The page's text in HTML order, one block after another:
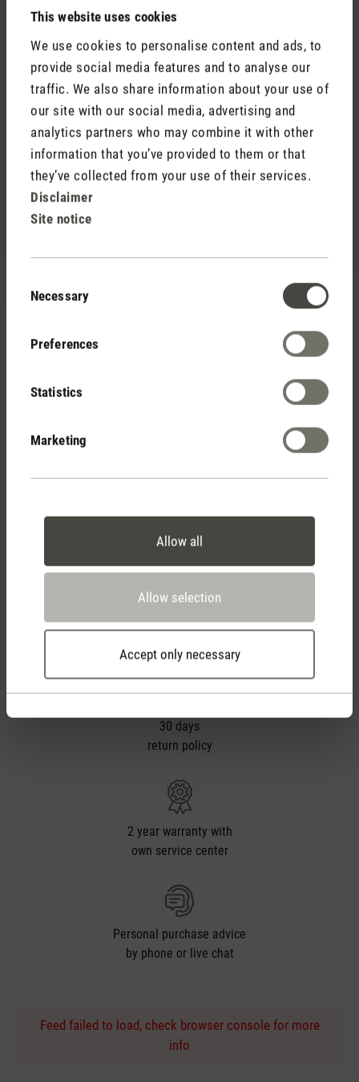
This website uses cookies
We use cookies to personalise content and ads, to
provide social media features and to analyse our
traffic. We also share information about your use of
our site with our social media, advertising and
analytics partners who may combine it with other
information that you’ve provided to them or that
they’ve collected from your use of their services.
Disclaimer
Site notice
Selection
Necessary
Preferences
Statistics
Marketing
Allow all
Allow selection
Accept only necessary
Shield von Stadler Form lässt selbst die kleinste
Wärme draussen. Ich bin einfach begeistert und
endlich ist es kühl in meiner Dachgeschosswohnung,
ohne dass ich die Klimaanlage mit voller Power
laufen lassen muss! Zudem lässt es sich im selben
Raum auch schöner aushalten, da kein Tücher-
Gehange oder Dunkelheit die Atmosphäre kaputt
macht.
Da mein Fenster etwas grösser als nur 4m ist,
brauchte es etwas Geschick und Kreativität bis es
passend angebracht war. Trotzdem funktioniert es
Rate product
Stadler Form
Free shipping
from CHF 50
30 days
return policy
2 year warranty with
own service center
Personal purchase advice
by phone or live chat
Feed failed to load, check browser console for more
info